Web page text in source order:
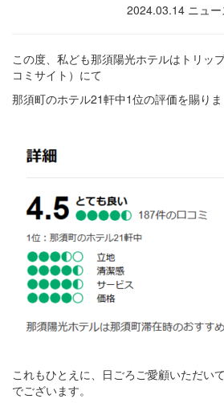
2024.03.14 ニュー
この度、私ども那須陽光ホテルはトリッ
コミサイト）にて
那須町のホテル21軒中1位の評価を賜りま
これもひとえに、日ごろご愛顧いただい
でございます。